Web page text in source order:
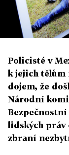
Policisté v
k jejich tělům
dojem, že
Národní
lidských práv
zbraní